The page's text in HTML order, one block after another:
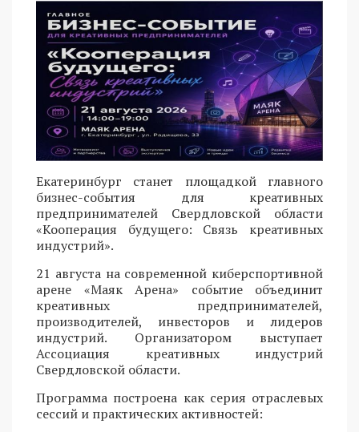
Екатеринбург станет площадкой главного
бизнес-события для креативных
предпринимателей Свердловской области
«Кооперация будущего: Связь креативных
индустрий».
21 августа на современной киберспортивной
арене «Маяк Арена» событие объединит
креативных предпринимателей,
производителей, инвесторов и лидеров
индустрий. Организатором выступает
Ассоциация креативных индустрий
Свердловской области.
Программа построена как серия отраслевых
сессий и практических активностей: